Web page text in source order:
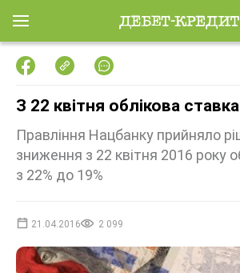
З 22 квітня облікова
Правління Нацбанку прийняло
зниження з 22 квітня 2016 року
з 22% до 19%
21.04.2016 2 099